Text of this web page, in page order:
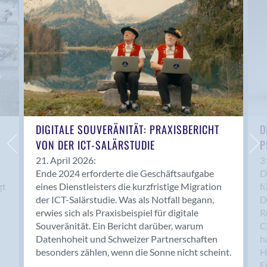
Anwil
Appenzell
Au SG
Baar
Baden
Balsthal
Balzers
Basel
Bassersdorf
Belp
Bendern
Benken (SG)
Bergdietikon
Berlin
Bern
Bern - Liebefeld
DIGITALE SOUVERÄNITÄT: PRAXISBERICHT
VON DER ICT-SALÄRSTUDIE
21. April 2026:
Ende 2024 erforderte die Geschäftsaufgabe
eines Dienstleisters die kurzfristige Migration
der ICT-Salärstudie. Was als Notfall begann,
erwies sich als Praxisbeispiel für digitale
Souveränität. Ein Bericht darüber, warum
Datenhoheit und Schweizer Partnerschaften
besonders zählen, wenn die Sonne nicht scheint.